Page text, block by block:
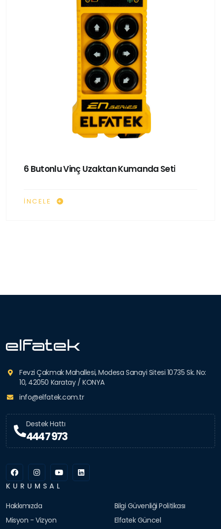
6 Butonlu Vinç Uzaktan Kumanda Seti
İNCELE
Fevzi Çakmak Mahallesi, Modesa Sanayi Sitesi 10735 Sk. No:
10, 42050 Karatay / KONYA
info@elfatek.com.tr
Destek Hattı
444 7 973
KURUMSAL
Hakkımızda
Misyon - Vizyon
Bilgi Güvenliği Politikası
Elfatek Güncel